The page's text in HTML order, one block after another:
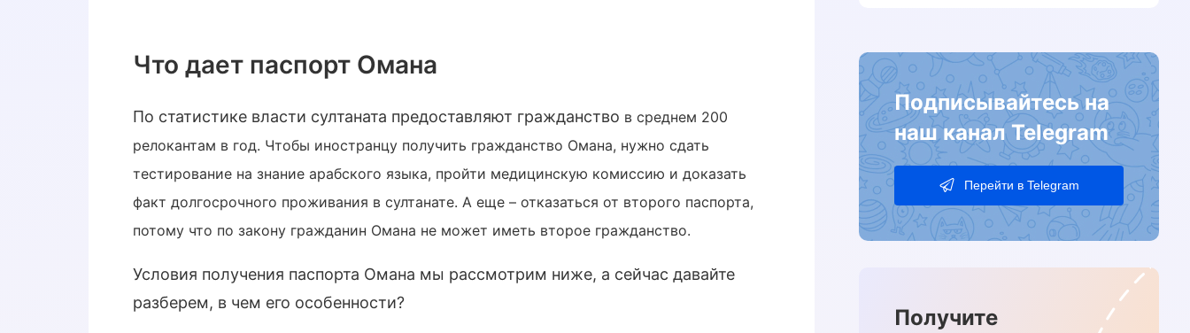
Что дает паспорт Омана
По статистике власти султаната предоставляют гражданство в среднем 200
релокантам в год. Чтобы иностранцу получить гражданство Омана, нужно сдать
тестирование на знание арабского языка, пройти медицинскую комиссию и доказать
факт долгосрочного проживания в султанате. А еще – отказаться от второго паспорта,
потому что по закону гражданин Омана не может иметь второе гражданство.
Условия получения паспорта Омана мы рассмотрим ниже, а сейчас давайте
разберем, в чем его особенности?
Подписывайтесь на
наш канал Telegram
Перейти в Telegram
Получите